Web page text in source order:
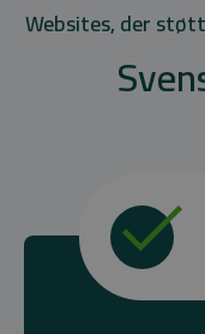
Websites, der